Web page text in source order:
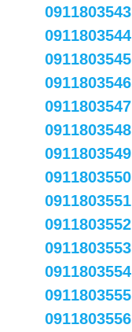
0911803543
0911803544
0911803545
0911803546
0911803547
0911803548
0911803549
0911803550
0911803551
0911803552
0911803553
0911803554
0911803555
0911803556